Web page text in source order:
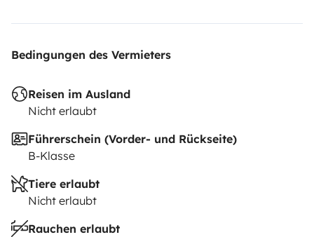
Bedingungen des Vermieters
Reisen im Ausland
Nicht erlaubt
Führerschein (Vorder- und Rückseite)
B-Klasse
Tiere erlaubt
Nicht erlaubt
Rauchen erlaubt